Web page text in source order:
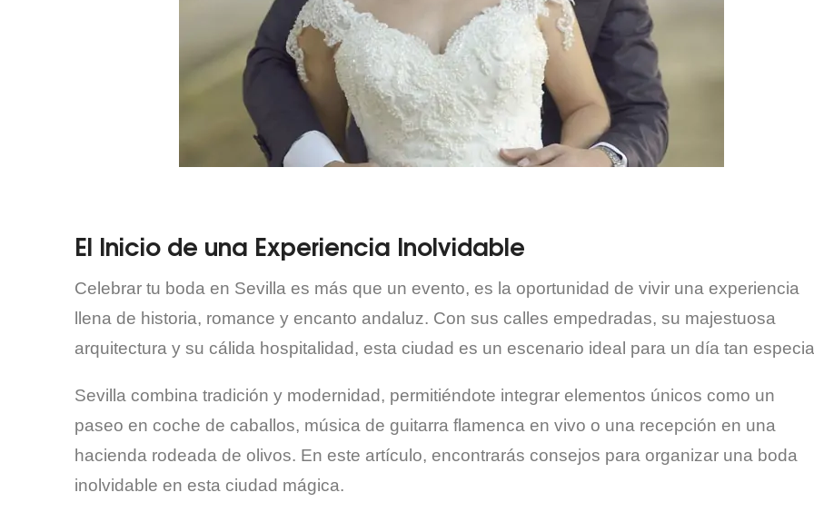
El Inicio de una Experiencia Inolvidable
Celebrar tu boda en Sevilla es más que un evento, es la oportunidad de vivir una experiencia
llena de historia, romance y encanto andaluz. Con sus calles empedradas, su majestuosa
arquitectura y su cálida hospitalidad, esta ciudad es un escenario ideal para un día tan
Sevilla combina tradición y modernidad, permitiéndote integrar elementos únicos como un
paseo en coche de caballos, música de guitarra flamenca en vivo o una recepción en una
hacienda rodeada de olivos. En este artículo, encontrarás consejos para organizar una boda
inolvidable en esta ciudad mágica.